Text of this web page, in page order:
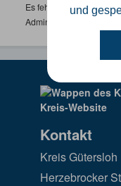
und
Es fehlen spezifische
Administrator unter:
Kontakt
Kreis Gütersloh
Herzebrocker